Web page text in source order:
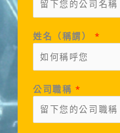
姓名（稱謂）*
公司職稱 *